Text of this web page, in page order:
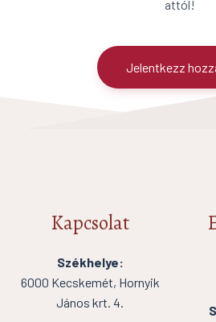
attól!
Jelentkezz
Kapcsolat
Székhelye:
6000 Kecskemét, Hornyik
János krt. 4.